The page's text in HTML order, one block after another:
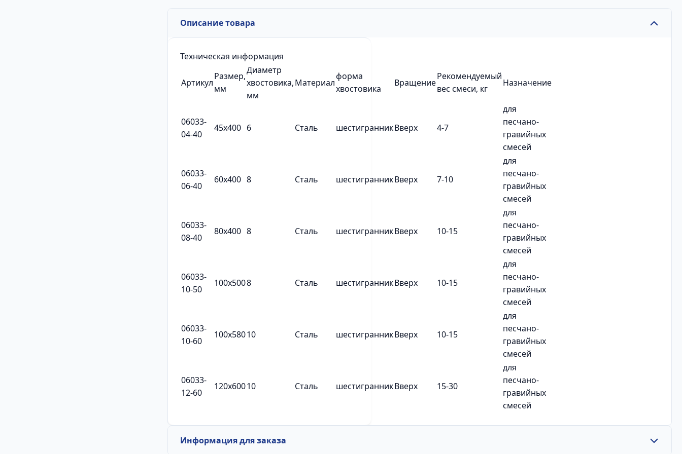
Описание товара
Техническая информация
Артикул
Размер,
мм
Диаметр
хвостовика,
мм
Материал
форма
хвостовика
Вращение
Рекомендуемый
вес смеси, кг
Назначение
06033-
04-40
45х400 6 Сталь шестигранникВверх 4-7
для
песчано-
гравийных
смесей
06033-
06-40
60х400 8 Сталь шестигранникВверх 7-10
для
песчано-
гравийных
смесей
06033-
08-40
80х400 8 Сталь шестигранникВверх 10-15
для
песчано-
гравийных
смесей
06033-
10-50
100х5008 Сталь шестигранникВверх 10-15
для
песчано-
гравийных
смесей
06033-
10-60
100х58010 Сталь шестигранникВверх 10-15
для
песчано-
гравийных
смесей
06033-
12-60
120х60010 Сталь шестигранникВверх 15-30
для
песчано-
гравийных
смесей
Информация для заказа